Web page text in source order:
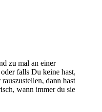
zu mal an einer
falls Du keine hast,
dann hast
wann immer du sie